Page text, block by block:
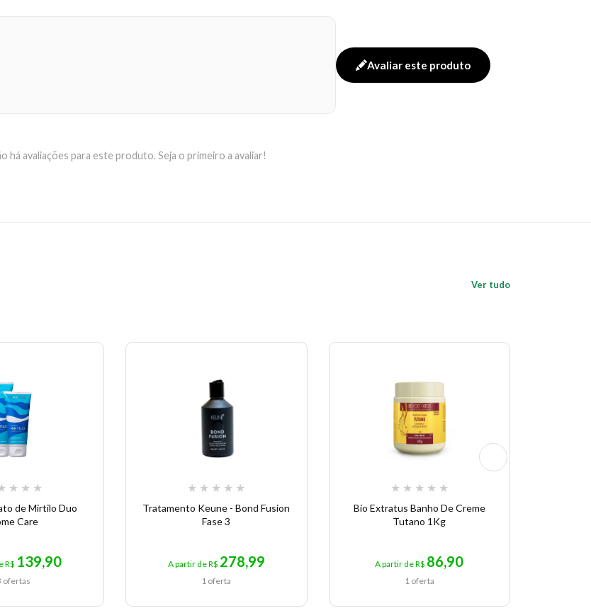
Avaliar este produto
há avaliações para este produto. Seja o primeiro a avaliar!
Ver tudo
★ ★ ★
de Mirtilo Duo
Care
R$ 139,90
ofertas
★ ★ ★ ★ ★
Tratamento Keune - Bond Fusion
Fase 3
A partir de R$ 278,99
1 oferta
★ ★ ★ ★ ★
Bio Extratus Banho De Creme
Tutano 1Kg
A partir de R$ 86,90
1 oferta